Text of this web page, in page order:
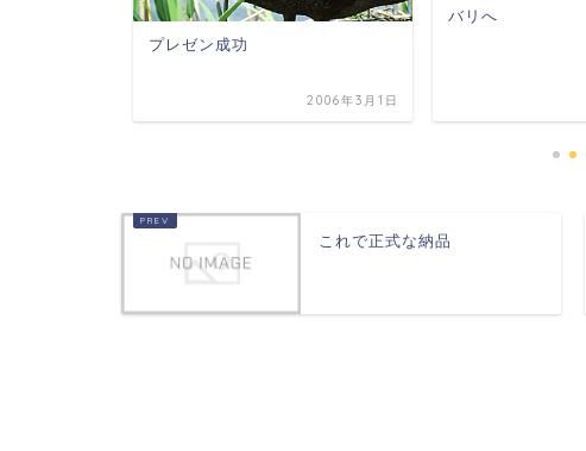
プレゼン成功
2006年3月1日
バリへ
これで正式な納品